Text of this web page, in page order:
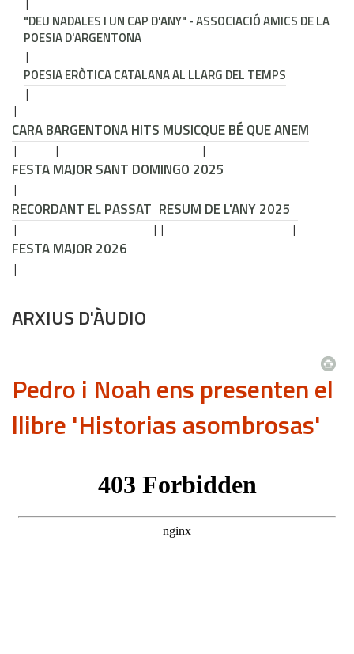
"DEU NADALES I UN CAP D'ANY" - ASSOCIACIÓ AMICS DE LA
POESIA D'ARGENTONA
POESIA ERÒTICA CATALANA AL LLARG DEL TEMPS
CARA BARGENTONA HITS MUSICQUE BÉ QUE ANEM
FESTA MAJOR SANT DOMINGO 2025
RECORDANT EL PASSAT RESUM DE L'ANY 2025
FESTA MAJOR 2026
ARXIUS D'ÀUDIO
Pedro i Noah ens presenten el
llibre 'Historias asombrosas'